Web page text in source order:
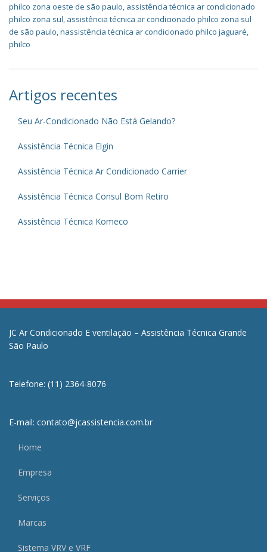
philco zona oeste de são paulo, assistência técnica ar condicionado
philco zona sul, assistência técnica ar condicionado philco zona sul
de são paulo,nassistência técnica ar condicionado philco jaguaré,
philco
Artigos recentes
Seu Ar-Condicionado Não Está Gelando?
Assistência Técnica Elgin
Assistência Técnica Ar Condicionado Carrier
Assistência Técnica Consul Bom Retiro
Assistência Técnica Komeco
JC Ar Condicionado E ventilação – Assistência Técnica Grande
São Paulo
Telefone: (11) 2364-8076
E-mail: contato@jcassistencia.com.br
Home
Empresa
Serviços
Marcas
Sistema VRV e VRF